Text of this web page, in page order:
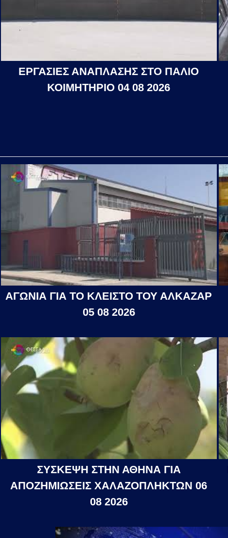
ΕΡΓΑΣΙΕΣ ΑΝΑΠΛΑΣΗΣ ΣΤΟ ΠΑΛΙΟ
ΚΟΙΜΗΤΗΡΙΟ 04 08 2026
ΑΓΩΝΙΑ ΓΙΑ ΤΟ ΚΛΕΙΣΤΟ ΤΟΥ ΑΛΚΑΖΑΡ
05 08 2026
ΣΥΣΚΕΨΗ ΣΤΗΝ ΑΘΗΝΑ ΓΙΑ
ΑΠΟΖΗΜΙΩΣΕΙΣ ΧΑΛΑΖΟΠΛΗΚΤΩΝ 06
08 2026